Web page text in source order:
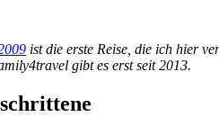
ist die erste Reise, die ich hier
gibt es erst seit 2013.